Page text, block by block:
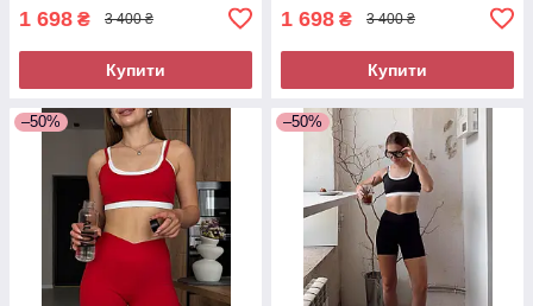
1 698 ₴ 3 400 ₴
Купити
1 698 ₴ 3 400 ₴
Купити
–50% –50%